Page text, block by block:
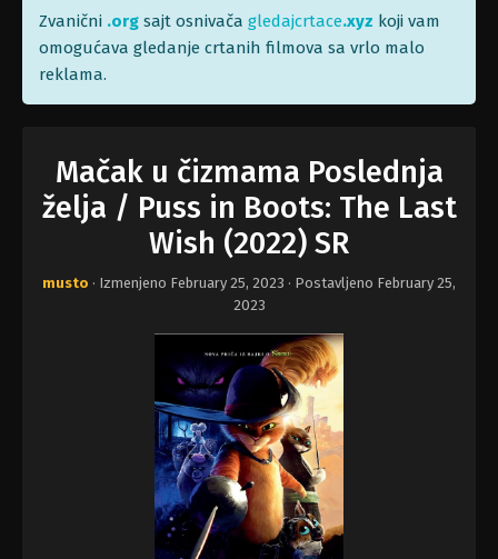
Zvanični .org sajt osnivača gledajcrtace.xyz koji vam
omogućava gledanje crtanih filmova sa vrlo malo
reklama.
Mačak u čizmama Poslednja
želja / Puss in Boots: The Last
Wish (2022) SR
musto · Izmenjeno February 25, 2023 · Postavljeno February 25,
2023